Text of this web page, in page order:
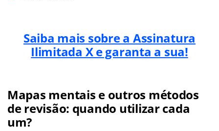
Saiba mais sobre a Assinatura
Ilimitada X e garanta a sua!
Mapas mentais e outros métodos
de revisão: quando utilizar cada
um?